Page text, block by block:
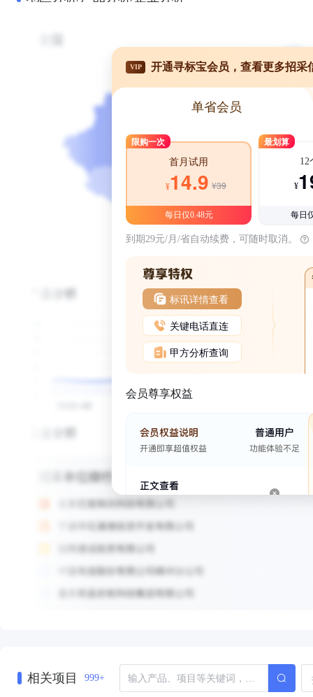
VIP 开通寻标宝会员，查看更多招采
单省会员
限购一次
首月试用
¥14.9 ¥39
每日仅0.48元
最划算
12
¥
每日
到期29元/月/省自动续费，可随时取消。
标讯详情查看
关键电话直连
甲方分析查询
会员尊享权益
相关项目 999+